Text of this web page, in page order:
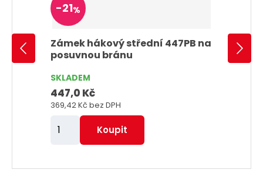
-21%
Zámek hákový střední 447PB na
posuvnou bránu
447,0 Kč
369,42 Kč bez DPH
SKLADEM
n
Koupit